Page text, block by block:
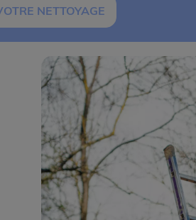
NETTOYAGE